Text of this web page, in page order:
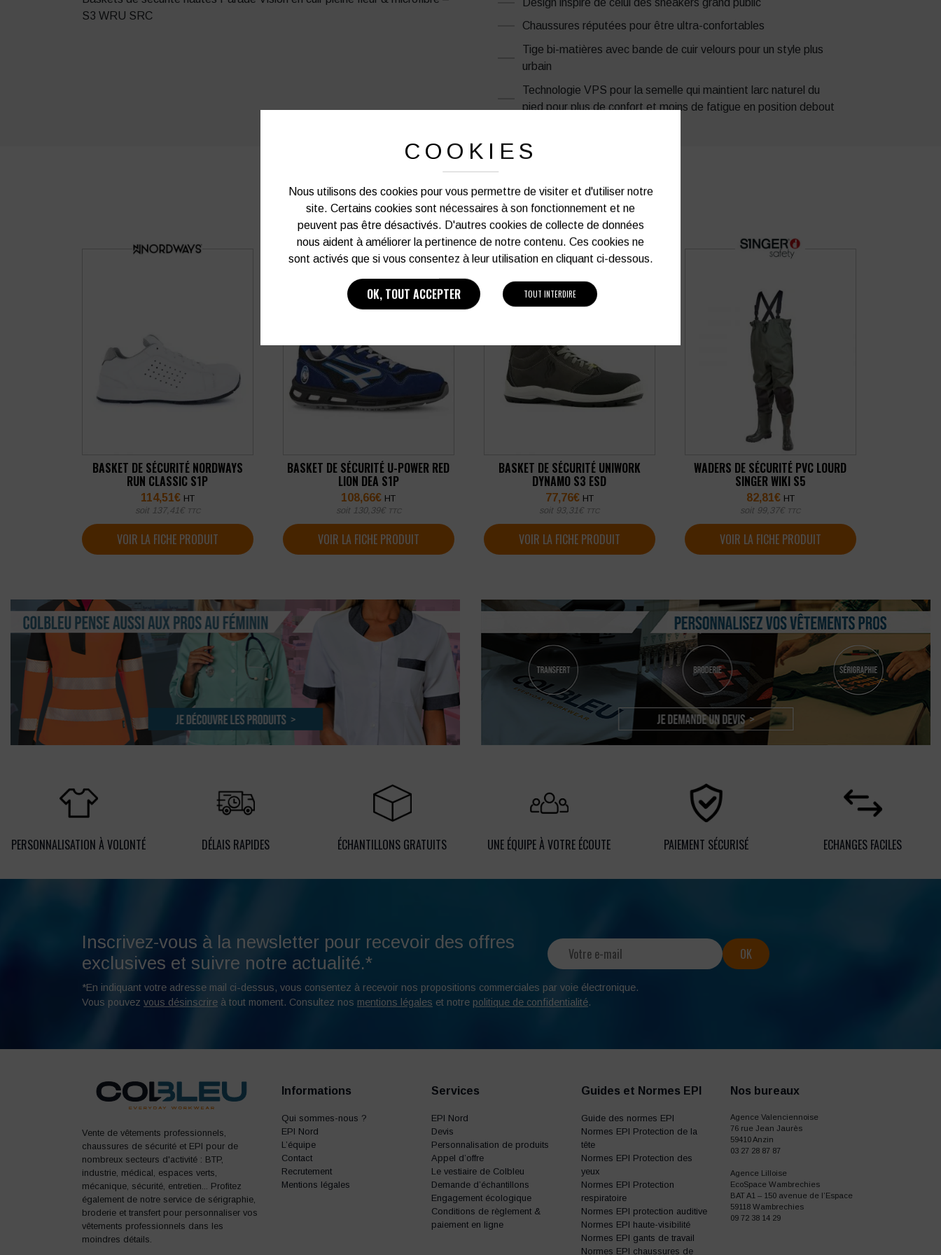
S3 WRU SRC
Chaussures réputées pour être ultra-confortables
Tige bi-matières avec bande de cuir velours pour un style plus
urbain
Technologie VPS pour la semelle qui maintient larc naturel du
pied pour plus de confort et moins de fatigue en position debout
PRODUITS SIMILAIRES
BASKET DE SÉCURITÉ NORDWAYS
RUN CLASSIC S1P
114,51€ HT
soit 137,41 € TTC
VOIR LA FICHE PRODUIT
BASKET DE SÉCURITÉ U-POWER RED
LION DEA S1P
108,66€ HT
soit 130,39€ TTC
VOIR LA FICHE PRODUIT
BASKET DE SÉCURITÉ UNIWORK
DYNAMO S3 ESD
77,76€ HT
soit 93,31 € TTC
VOIR LA FICHE PRODUIT
WADERS DE SÉCURITÉ PVC LOURD
SINGER WIKI S5
82,81€ HT
soit 99,37€ TTC
VOIR LA FICHE PRODUIT
PERSONNALISATION À VOLONTÉ DÉLAIS RAPIDES ÉCHANTILLONS GRATUITS UNE ÉQUIPE À VOTRE ÉCOUTE PAIEMENT SÉCURISÉ ECHANGES FACILES
Inscrivez-vous à la newsletter pour recevoir des offres
exclusives et suivre notre actualité.*
*En indiquant votre adresse mail ci-dessus, vous consentez à recevoir nos propositions commerciales par voie électronique.
Vous pouvez vous désinscrire à tout moment. Consultez nos mentions légales et notre politique de confidentialité.
Vente de vêtements professionnels,
chaussures de sécurité et EPI pour de
nombreux secteurs d'activité : BTP,
industrie, médical, espaces verts,
mécanique, sécurité, entretien... Profitez
également de notre service de sérigraphie,
broderie et transfert pour personnaliser vos
vêtements professionnels dans les
moindres détails.
Informations
Qui sommes-nous ?
EPI Nord
L’équipe
Contact
Recrutement
Mentions légales
Services
EPI Nord
Devis
Personnalisation de produits
Appel d’offre
Le vestiaire de Colbleu
Demande d’échantillons
Engagement écologique
Conditions de règlement &
paiement en ligne
Guides et Normes EPI
Guide des normes EPI
Normes EPI Protection de la
tête
Normes EPI Protection des
yeux
Normes EPI Protection
respiratoire
Normes EPI protection auditive
Normes EPI haute-visibilité
Normes EPI gants de travail
Normes EPI chaussures de
Nos bureaux
Agence Valenciennoise
76 rue Jean Jaurès
59410 Anzin
03 27 28 87 87
Agence Lilloise
EcoSpace Wambrechies
BAT A1 – 150 avenue de l’Espace
59118 Wambrechies
09 72 38 14 29
COOKIES
Nous utilisons des cookies pour vous permettre de visiter et d'utiliser notre
site. Certains cookies sont nécessaires à son fonctionnement et ne
peuvent pas être désactivés. D'autres cookies de collecte de données
nous aident à améliorer la pertinence de notre contenu. Ces cookies ne
sont activés que si vous consentez à leur utilisation en cliquant ci-dessous.
OK, TOUT ACCEPTER TOUT INTERDIRE